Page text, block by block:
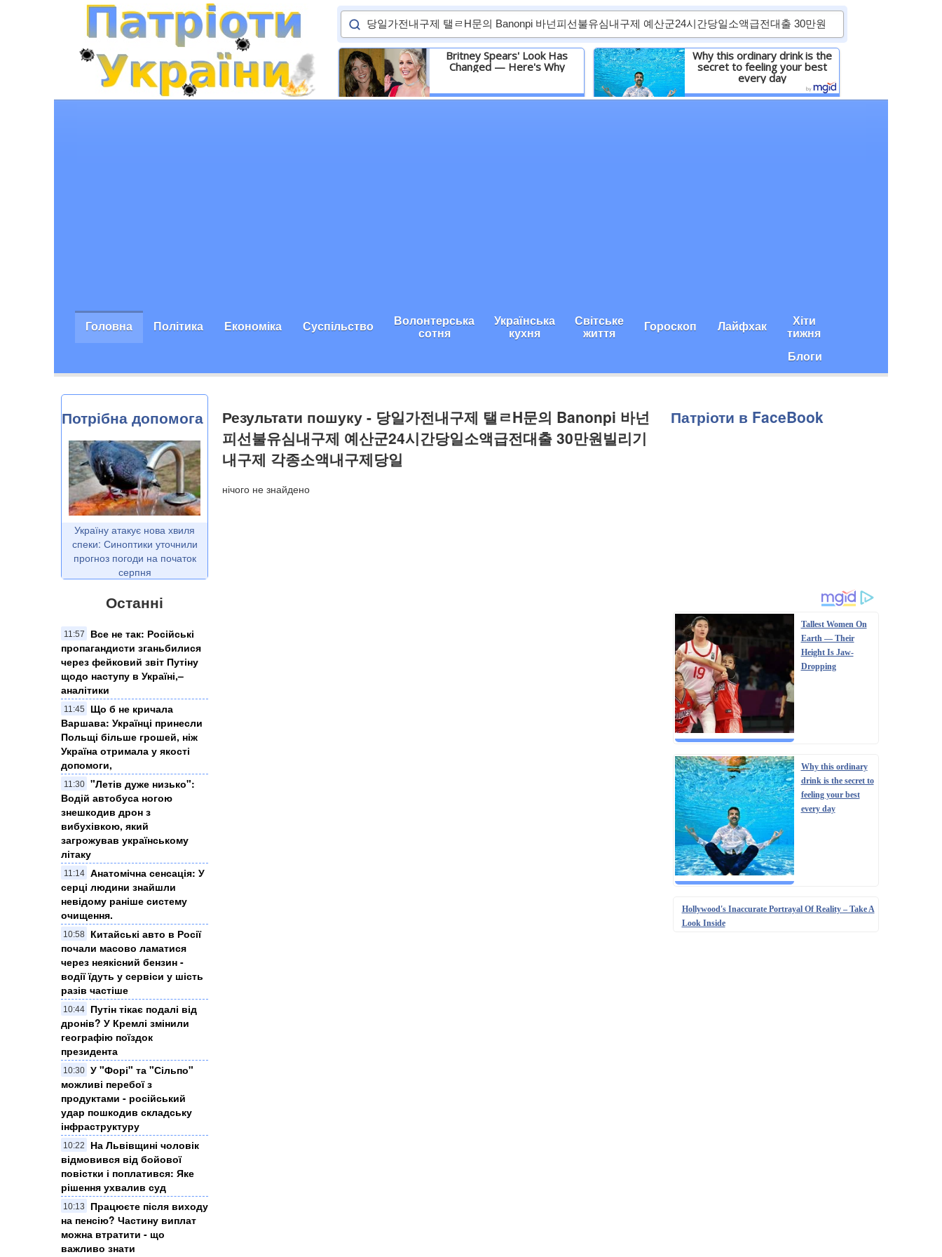
Britney Spears' Look Has
Changed — Here's Why
Детальніше
Why this ordinary drink is the
secret to feeling your best
every day
Детальніше
Головна Політика Економіка Суспільство Волонтерська
сотня
Українська
кухня
Світське
життя Гороскоп Лайфхак Хіти
тижня
Блоги
Потрібна допомога
Україну атакує нова хвиля
спеки: Синоптики уточнили
прогноз погоди на початок
серпня
Останні
11:57
Все не так: Російські
пропагандисти зганьбилися
через фейковий звіт Путіну
щодо наступу в Україні,–
аналітики
11:45
Що б не кричала
Варшава: Українці принесли
Польщі більше грошей, ніж
Україна отримала у якості
допомоги,
11:30
"Летів дуже низько":
Водій автобуса ногою
знешкодив дрон з
вибухівкою, який
загрожував українському
літаку
11:14
Анатомічна сенсація: У
серці людини знайшли
невідому раніше систему
очищення.
10:58
Китайські авто в Росії
почали масово ламатися
через неякісний бензин -
водії їдуть у сервіси у шість
разів частіше
10:44
Путін тікає подалі від
дронів? У Кремлі змінили
географію поїздок
президента
10:30 У "Форі" та "Сільпо"
можливі перебої з
продуктами - російський
удар пошкодив складську
інфраструктуру
10:22
На Львівщині чоловік
відмовився від бойової
повістки і поплатився: Яке
рішення ухвалив суд
10:13
Працюєте після виходу
на пенсію? Частину виплат
можна втратити - що
важливо знати
Результати пошуку - 당일가전내구제 탤ㄹH문의 Banonpi 바넌
피선불유심내구제 예산군24시간당일소액급전대출 30만원빌리기
내구제 각종소액내구제당일
нічого не знайдено
Патріоти в FaceBook
Tallest Women On
Earth — Their
Height Is Jaw-
Dropping
Why this ordinary
drink is the secret to
feeling your best
every day
Hollywood's Inaccurate Portrayal Of Reality – Take A
Look Inside